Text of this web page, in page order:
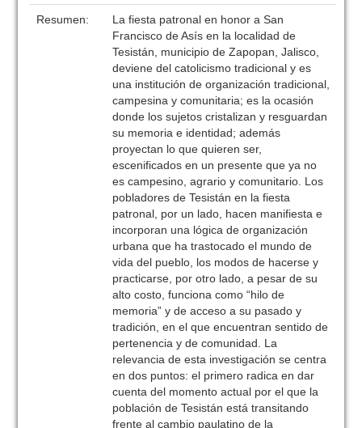
Resumen:
La fiesta patronal en honor a San
Francisco de Asís en la localidad de
Tesistán, municipio de Zapopan, Jalisco,
deviene del catolicismo tradicional y es
una institución de organización tradicional,
campesina y comunitaria; es la ocasión
donde los sujetos cristalizan y resguardan
su memoria e identidad; además
proyectan lo que quieren ser,
escenificados en un presente que ya no
es campesino, agrario y comunitario. Los
pobladores de Tesistán en la fiesta
patronal, por un lado, hacen manifiesta e
incorporan una lógica de organización
urbana que ha trastocado el mundo de
vida del pueblo, los modos de hacerse y
practicarse, por otro lado, a pesar de su
alto costo, funciona como “hilo de
memoria” y de acceso a su pasado y
tradición, en el que encuentran sentido de
pertenencia y de comunidad. La
relevancia de esta investigación se centra
en dos puntos: el primero radica en dar
cuenta del momento actual por el que la
población de Tesistán está transitando
frente al cambio paulatino de la